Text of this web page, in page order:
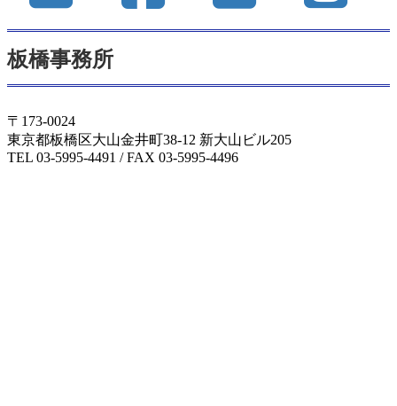
板橋事務所
〒173-0024
東京都板橋区大山金井町38-12 新大山ビル205
TEL 03-5995-4491 / FAX 03-5995-4496